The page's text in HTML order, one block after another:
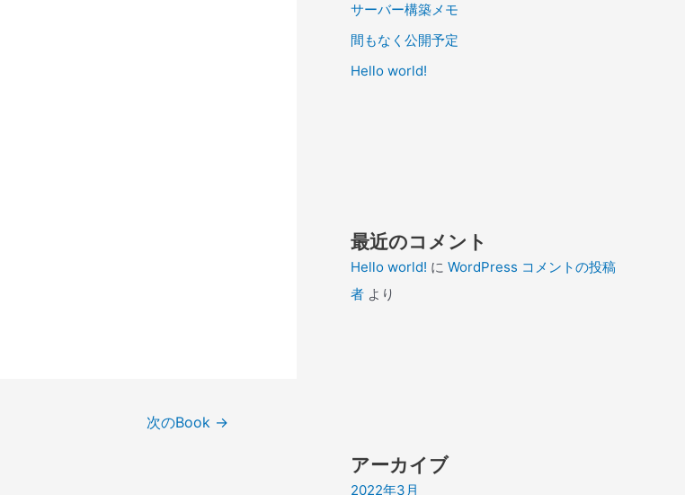
次のBook →
サーバー構築メモ
間もなく公開予定
Hello world!
最近のコメント
Hello world! に WordPress コメントの投稿
者 より
アーカイブ
2022年3月